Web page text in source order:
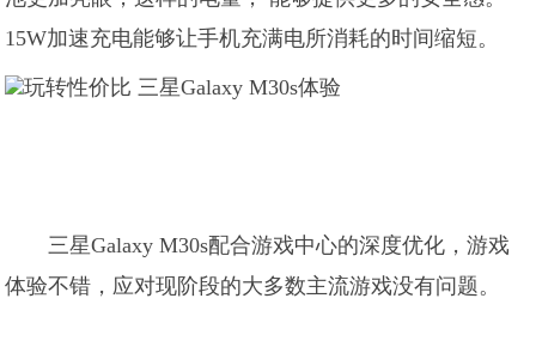
15W加速充电能够让手机充满电所消耗的时间缩短。
三星Galaxy M30s配合游戏中心的深度优化，游戏
体验不错，应对现阶段的大多数主流游戏没有问题。